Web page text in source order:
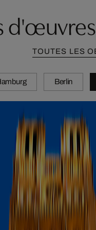
TOUTES LES
Berlin